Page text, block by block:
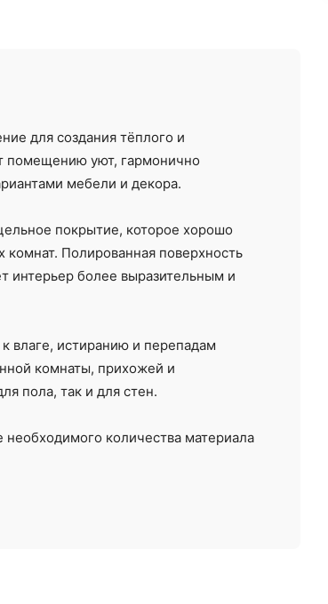
для создания тёплого и
помещению уют, гармонично
мебели и декора.
покрытие, которое хорошо
Полированная поверхность
интерьер более выразительным и
влаге, истиранию и перепадам
комнаты, прихожей и
пола, так и для стен.
необходимого количества материала